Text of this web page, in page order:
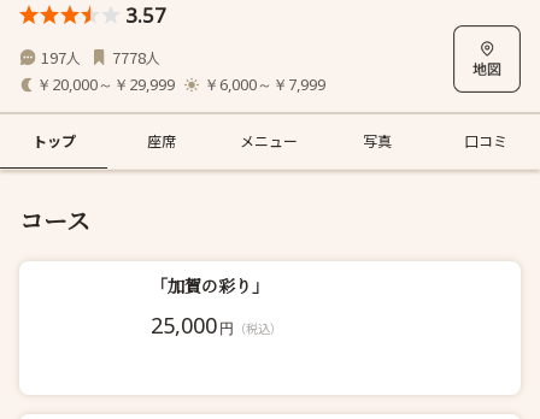
3.57
197人 7778人
￥20,000～￥29,999 ￥6,000～￥7,999
トップ 座席 メニュー 写真 口コミ
コース
「加賀の彩り」
25,000円 （税込）